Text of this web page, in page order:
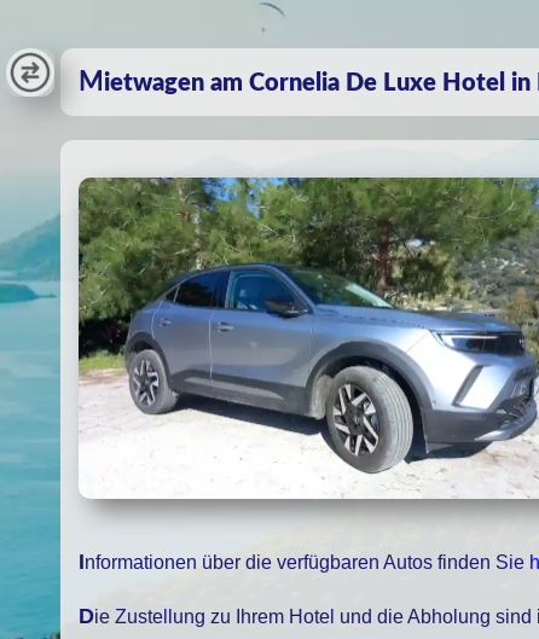
Mietwagen am Cornelia De Luxe Hotel in
Informationen über die verfügbaren Autos finden Sie
Die Zustellung zu Ihrem Hotel und die Abholung